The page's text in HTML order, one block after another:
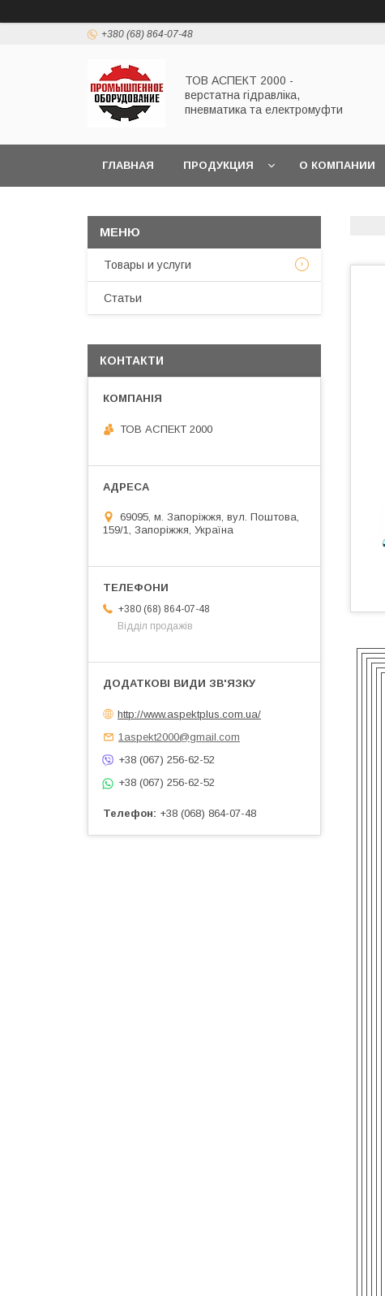
+380 (68) 864-07-48
ТОВ АСПЕКТ 2000 -
верстатна гідравліка,
пневматика та електромуфти
ГЛАВНАЯ ПРОДУКЦИЯ О КОМПАНИИ
Товары и услуги
Статьи
КОНТАКТИ
ТОВ АСПЕКТ 2000
69095, м. Запоріжжя, вул. Поштова,
159/1, Запоріжжя, Україна
+380 (68) 864-07-48
Відділ продажів
http://www.aspektplus.com.ua/
1aspekt2000@gmail.com
+38 (067) 256-62-52
+38 (067) 256-62-52
Телефон +38 (068) 864-07-48